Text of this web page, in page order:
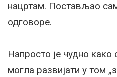
нацртам. Постављао
одговоре.
Напросто је чудно
могла развијати у том